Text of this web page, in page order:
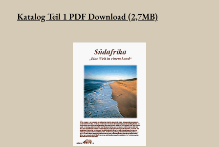
Katalog Teil 1 PDF Download (2,7MB)